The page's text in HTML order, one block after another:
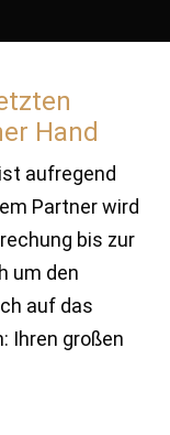
Hand
aufregend
Partner wird
bis zur
um den
auf das
Ihren großen